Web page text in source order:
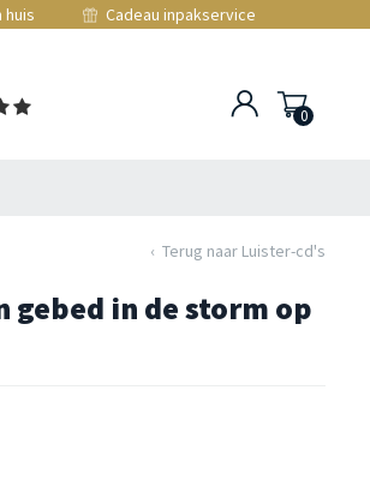
huis Cadeau inpakservice
0
Terug naar Luister-cd's
gebed in de storm op